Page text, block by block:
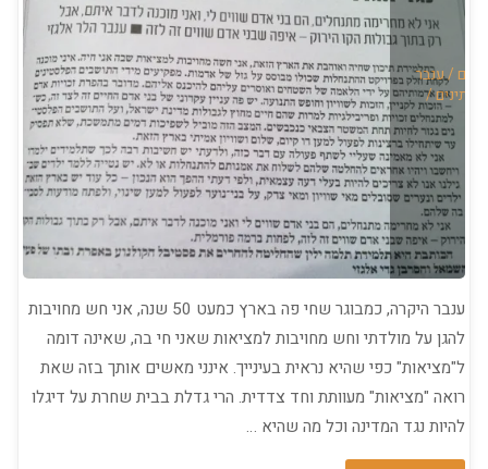
/ענבר
/
ענבר היקרה, כמבוגר שחי פה בארץ כמעט 50 שנה, אני חש מחויבות
להגן על מולדתי וחש מחויבות למציאות שאני חי בה, שאינה דומה
ל"מציאות" כפי שהיא נראית בעינייך. אינני מאשים אותך בזה שאת
רואה "מציאות" מעוותת וחד צדדית. הרי גדלת בבית שחרת על דיגלו
להיות נגד המדינה וכל מה שהיא …